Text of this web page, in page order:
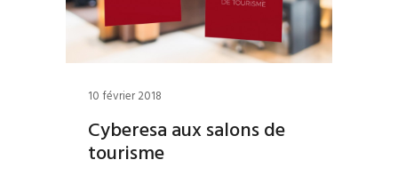
10 février 2018
Cyberesa aux salons de
tourisme